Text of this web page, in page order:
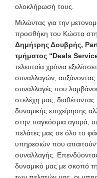
ολοκλήρωσή τους.
Μιλώντας για την
προσθήκη του Κώστα
Δημήτρης Δουβρής,
τμήματος “Deals
τελευταία χρόνια
συναλλαγών, αυξάνοντας
συναλλαγές που
στελέχη μας,
δυναμικής επιχείρησης
στην παγκόσμια αγορά,
πελάτες μας σε όλο το
υπηρεσιών που
συναλλαγής.
δυναμικό μας με σκοπό